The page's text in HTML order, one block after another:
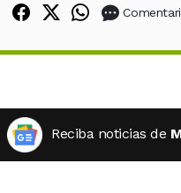
Compartir en
Compartir en
Compartir
Reciba noticias de